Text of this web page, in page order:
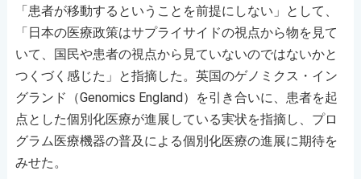
「患者が移動するということを前提にしない」として、
「日本の医療政策はサプライサイドの視点から物を見て
いて、国民や患者の視点から見ていないのではないかと
つくづく感じた」と指摘した。英国のゲノミクス・イン
グランド（Genomics England）を引き合いに、患者を起
点とした個別化医療が進展している実状を指摘し、プロ
グラム医療機器の普及による個別化医療の進展に期待を
みせた。